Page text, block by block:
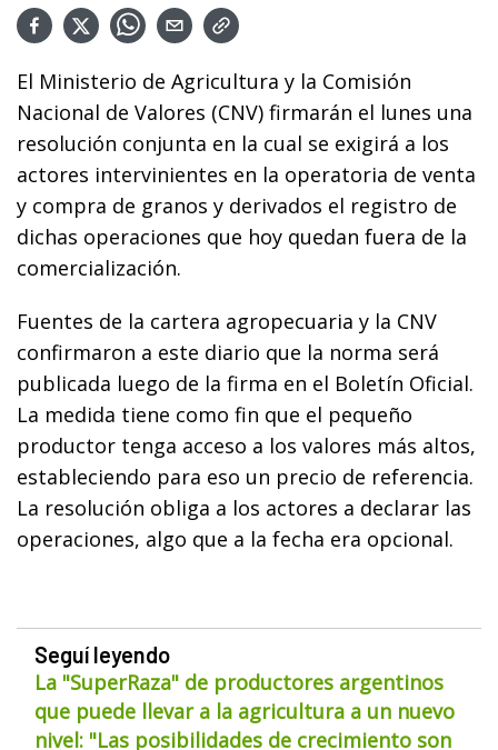
El Ministerio de Agricultura y la Comisión
Nacional de Valores (CNV) firmarán el lunes una
resolución conjunta en la cual se exigirá a los
actores intervinientes en la operatoria de venta
y compra de granos y derivados el registro de
dichas operaciones que hoy quedan fuera de la
comercialización.
Fuentes de la cartera agropecuaria y la CNV
confirmaron a este diario que la norma será
publicada luego de la firma en el Boletín Oficial.
La medida tiene como fin que el pequeño
productor tenga acceso a los valores más altos,
estableciendo para eso un precio de referencia.
La resolución obliga a los actores a declarar las
operaciones, algo que a la fecha era opcional.
Seguí leyendo
La "SuperRaza" de productores argentinos
que puede llevar a la agricultura a un nuevo
nivel: "Las posibilidades de crecimiento son